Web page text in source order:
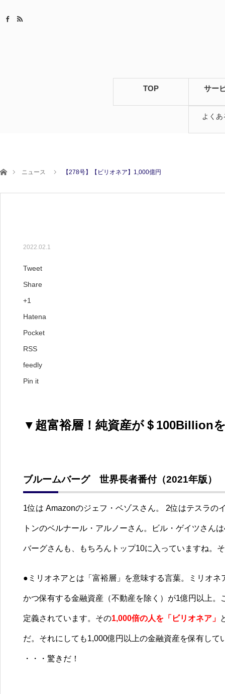
TOP サー
よく
ホームニュース 【278号】【ビリオネア】1,000億円
2022.02.1
Tweet
Share
+1
Hatena
Pocket
RSS
feedly
Pin it
▼超富裕層！純資産が＄100Billion
ブルームバーグ 世界長者番付（2021年版）
1位は Amazonのジェフ・ベゾスさん。 2位はテスラの
トンのベルナール・アルノーさん。ビル・ゲイツさん
バーグさんも、もちろんトップ10に入っていますね。
●ミリオネアとは「富裕層」を意味する言葉。ミリオ
かつ保有する金融資産（不動産を除く）が1億円以上
定義されています。その1,000倍の人を「ビリオネア」
だ。それにしても1,000億円以上の金融資産を保有して
・・・驚きだ！